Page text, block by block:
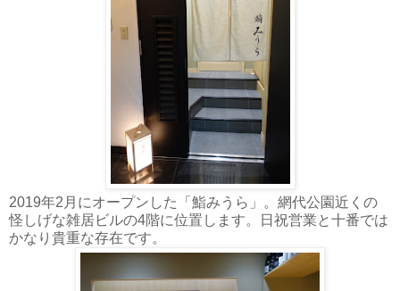
2019年2月にオープンした「鮨みうら」。網代公園近くの
怪しげな雑居ビルの4階に位置します。日祝営業と十番では
かなり貴重な存在です。